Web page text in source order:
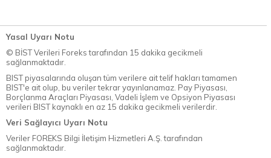
Yasal Uyarı Notu
© BİST Verileri Foreks tarafından 15 dakika gecikmeli
sağlanmaktadır.
BIST piyasalarında oluşan tüm verilere ait telif hakları tamamen
BIST'e ait olup, bu veriler tekrar yayınlanamaz. Pay Piyasası,
Borçlanma Araçları Piyasası, Vadeli İşlem ve Opsiyon Piyasası
verileri BIST kaynaklı en az 15 dakika gecikmeli verilerdir.
Veri Sağlayıcı Uyarı Notu
Veriler FOREKS Bilgi İletişim Hizmetleri A.Ş. tarafından
sağlanmaktadır.